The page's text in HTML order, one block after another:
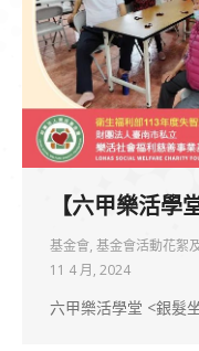
【六甲樂活學
基金會, 基金會活動花絮
11 4 月, 2024
六甲樂活學堂 <銀